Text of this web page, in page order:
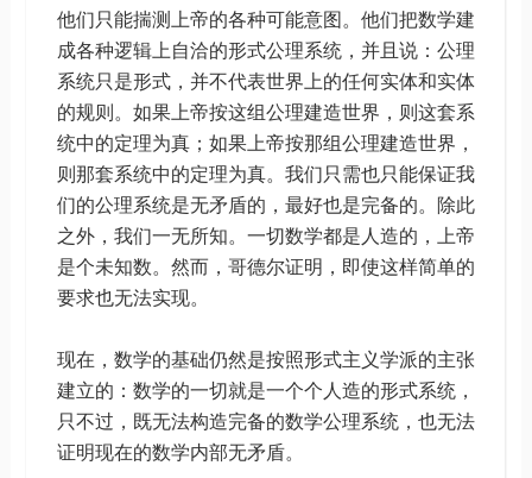
他们只能揣测上帝的各种可能意图。他们把数学建
成各种逻辑上自洽的形式公理系统，并且说：公理
系统只是形式，并不代表世界上的任何实体和实体
的规则。如果上帝按这组公理建造世界，则这套系
统中的定理为真；如果上帝按那组公理建造世界，
则那套系统中的定理为真。我们只需也只能保证我
们的公理系统是无矛盾的，最好也是完备的。除此
之外，我们一无所知。一切数学都是人造的，上帝
是个未知数。然而，哥德尔证明，即使这样简单的
要求也无法实现。
现在，数学的基础仍然是按照形式主义学派的主张
建立的：数学的一切就是一个个人造的形式系统，
只不过，既无法构造完备的数学公理系统，也无法
证明现在的数学内部无矛盾。